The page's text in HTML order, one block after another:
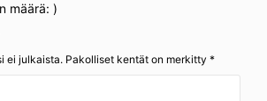
määrä: )
ei julkaista. Pakolliset kentät on merkitty *